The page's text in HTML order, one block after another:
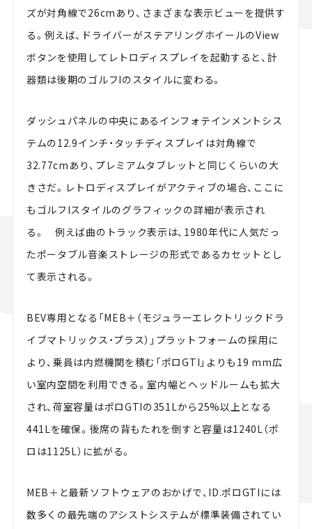
ズが対角線で26cmあり、さまざまな表示ビューを提供す
る。例えば、ドライバーがステアリングホイールのView
ボタンを使用してレトロディスプレイを起動すると、計
器類は後期のゴルフIのスタイルに変わる。
ダッシュパネルの中央にあるインフォテインメントシス
テムの12.9インチ・タッチディスプレイは対角線で
32.77cmあり、プレミアムタブレットと同じくらいの大
きさだ。レトロディスプレイがアクティブの場合、ここに
もゴルフIスタイルのグラフィックの詳細が表示され
る。 例えば曲のトラック表示は、1980年代に人気だっ
たポータブル音楽ストレージの形式であるカセットとし
て表示される。
BEV専用となる「MEB＋（モジュラーエレクトリックドラ
イブマトリックス・プラス）」プラットフォームの採用に
より、乗員は内燃機関を積む「ポロGTI」よりも19 mm広
い室内空間を利用できる。室内幅とヘッドルームも拡大
され、荷室容量はポロGTIの351Lから25%以上となる
441Lを確保。後席の背もたれを倒すと容量は1240L（ポ
ロは1125L）に拡がる。
MEB＋と最新ソフトウェアのおかげで、ID.ポロGTIには
数多くの最先端のアシストシステムが標準装備されてい